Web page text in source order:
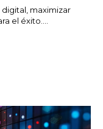
maximizar
el éxito....